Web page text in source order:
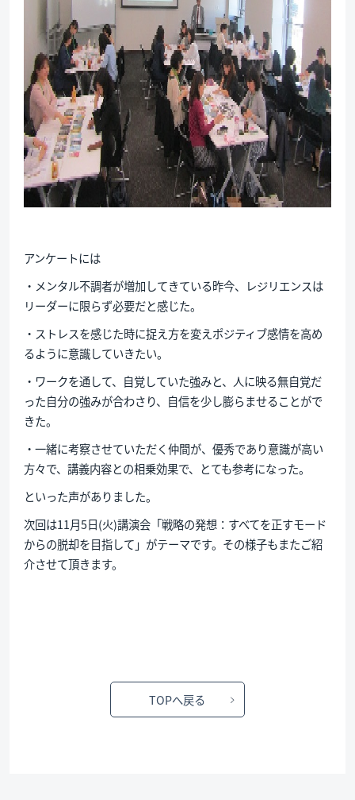
アンケートには
・メンタル不調者が増加してきている昨今、レジリエンスは
リーダーに限らず必要だと感じた。
・ストレスを感じた時に捉え方を変えポジティブ感情を高め
るように意識していきたい。
・ワークを通して、自覚していた強みと、人に映る無自覚だ
った自分の強みが合わさり、自信を少し膨らませることがで
きた。
・一緒に考察させていただく仲間が、優秀であり意識が高い
方々で、講義内容との相乗効果で、とても参考になった。
といった声がありました。
次回は11月5日(火)講演会「戦略の発想：すべてを正すモード
からの脱却を目指して」がテーマです。その様子もまたご紹
介させて頂きます。
TOPへ戻る